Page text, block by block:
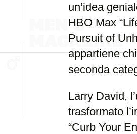
un’idea
HBO Max
Pursuit of
appartiene
seconda
Larry David,
trasformato
“Curb Your